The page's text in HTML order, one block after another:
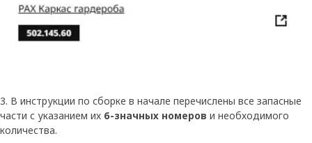
3. В инструкции по сборке в начале перечислены все запасные
части с указанием их 6-значных номеров и необходимого
количества.